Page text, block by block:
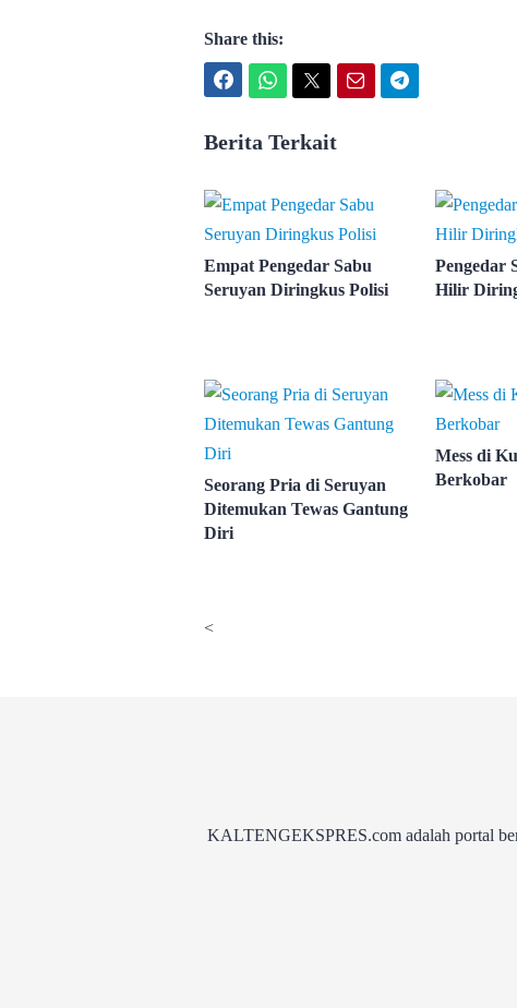
Share this:
Berita Terkait
Empat Pengedar Sabu
Seruyan Diringkus Polisi
Pengedar
Hilir
Seorang Pria di Seruyan
Ditemukan Tewas Gantung
Diri
Mess di
Berkobar
<
KALTENGEKSPRES.com adalah portal